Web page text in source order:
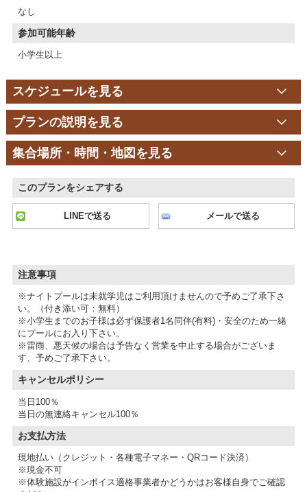
なし
参加可能年齢
小学生以上
スケジュールを見る
プランの説明を見る
集合場所・時間・地図を見る
このプランをシェアする
LINEで送る メールで送る
注意事項
※ナイトプールは未就学児はご利用頂けませんので予めご了承下さ
い。（付き添い可：無料）
※小学生までのお子様は必ず保護者1名同伴(有料)・安全のため一緒
にプールにお入り下さい。
※雷雨、悪天候の場合は予告なく営業を中止する場合がございま
す、予めご了承下さい。
キャンセルポリシー
当日100％
当日の無連絡キャンセル100％
お支払方法
現地払い（クレジット・各種電子マネー・QRコード決済）
※現金不可
※体験施設がインボイス適格事業者かどうかはお客様自身でご確認